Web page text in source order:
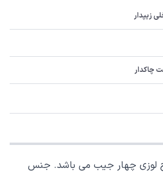
زیپدار
چاکدار
لوزی چهار جیب می باشد. جنس